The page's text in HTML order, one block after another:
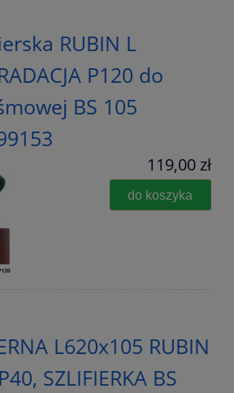
RUBIN L
P120 do
BS 105
119,00 zł
do koszyka
L620x105 RUBIN
SZLIFIERKA BS